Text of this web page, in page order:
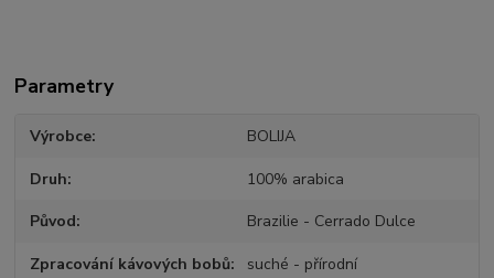
Parametry
Výrobce BOLIJA
Druh 100% arabica
Původ Brazilie - Cerrado Dulce
Zpracování kávových bobů suché - přírodní